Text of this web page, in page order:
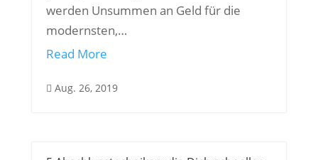
werden Unsummen an Geld für die
modernsten,…
Read More
 Aug. 26, 2019